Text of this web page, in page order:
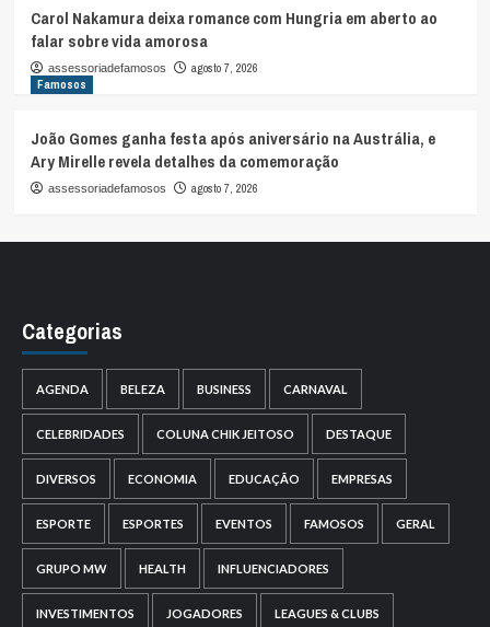
Carol Nakamura deixa romance com Hungria em aberto ao
falar sobre vida amorosa
assessoriadefamosos
agosto 7, 2026
Famosos
João Gomes ganha festa após aniversário na Austrália, e
Ary Mirelle revela detalhes da comemoração
assessoriadefamosos agosto 7, 2026
Categorias
AGENDA BELEZA BUSINESS CARNAVAL
CELEBRIDADES COLUNA CHIK JEITOSO DESTAQUE
DIVERSOS ECONOMIA EDUCAÇÃO EMPRESAS
ESPORTE ESPORTES EVENTOS FAMOSOS GERAL
GRUPO MW HEALTH INFLUENCIADORES
INVESTIMENTOS JOGADORES LEAGUES & CLUBS